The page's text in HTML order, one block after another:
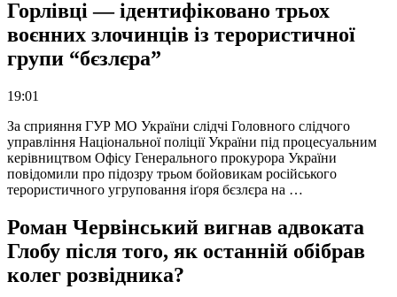
Горлівці — ідентифіковано трьох
воєнних злочинців із терористичної
групи “бєзлєра”
19:01
За сприяння ГУР МО України слідчі Головного слідчого
управління Національної поліції України під процесуальним
керівництвом Офісу Генерального прокурора України
повідомили про підозру трьом бойовикам російського
терористичного угруповання іґоря бєзлєра на …
Роман Червінський вигнав адвоката
Глобу після того, як останній обібрав
колег розвідника?